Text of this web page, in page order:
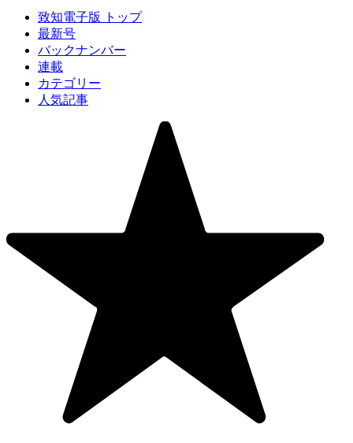
致知電子版 トップ
最新号
バックナンバー
連載
カテゴリー
人気記事